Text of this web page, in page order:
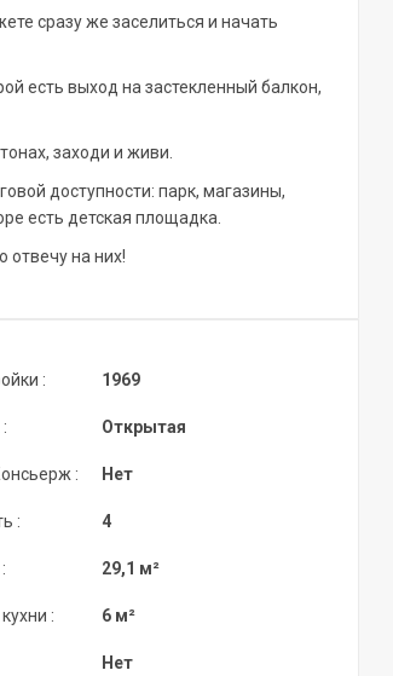
сразу же заселиться и начать
есть выход на застекленный балкон,
заходи и живи.
доступности: парк, магазины,
есть детская площадка.
отвечу на них!
:
:
:
:
1969
Открытая
Нет
4
29,1 м²
6 м²
Нет